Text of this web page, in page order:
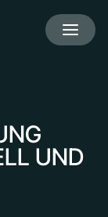
UND